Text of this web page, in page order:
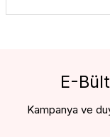
E-
Kampanya ve